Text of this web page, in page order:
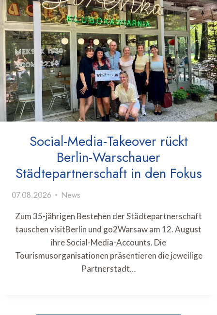
Social-Media-Takeover rückt
Berlin-Warschauer
Städtepartnerschaft in den Fokus
07.08.2026 News
Zum 35-jährigen Bestehen der Städtepartnerschaft
tauschen visitBerlin und go2Warsaw am 12. August
ihre Social-Media-Accounts. Die
Tourismusorganisationen präsentieren die jeweilige
Partnerstadt…